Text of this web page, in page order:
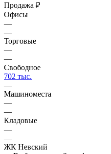
Продажа ₽
Офисы
—
—
Торговые
—
—
Свободное
702 тыс.
—
Машиноместа
—
—
Кладовые
—
—
ЖК Невский